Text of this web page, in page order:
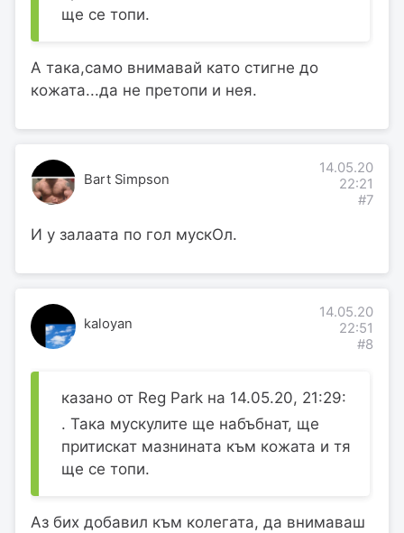
ще се топи.
А така,само внимавай като стигне до
кожата...да не претопи и нея.
Bart Simpson
14.05.20
22:21
#7
И у залаата по гол мускОл.
kaloyan
14.05.20
22:51
#8
казано от Reg Park на 14.05.20, 21:29:
. Така мускулите ще набъбнат, ще
притискат мазнината към кожата и тя
ще се топи.
Аз бих добавил към колегата, да внимаваш